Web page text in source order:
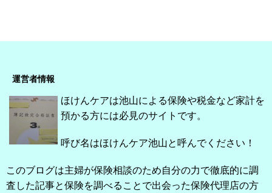
運営者情報
ほけんケアは池山による保険や税金など家計を
預かる方には必見のサイトです。
呼び名はほけんケア池山と呼んでください！
このブログは主婦が保険相談のため自分の力で徹底的に調
査した記事と保険を調べることで出会った保険代理店の方